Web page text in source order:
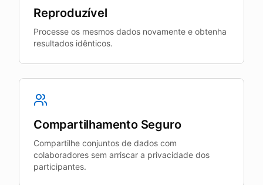
Reproduzível
Processe os mesmos dados novamente e obtenha
resultados idênticos.
Compartilhamento Seguro
Compartilhe conjuntos de dados com
colaboradores sem arriscar a privacidade dos
participantes.